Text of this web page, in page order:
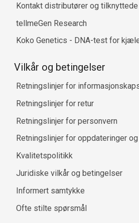
Kontakt distributører og
tellmeGen Research
Koko Genetics - DNA-test for
Vilkår og betingelser
Retningslinjer for
Retningslinjer for retur
Retningslinjer for personvern
Retningslinjer for oppdateringer
Kvalitetspolitikk
Juridiske vilkår og betingelser
Informert samtykke
Ofte stilte spørsmål